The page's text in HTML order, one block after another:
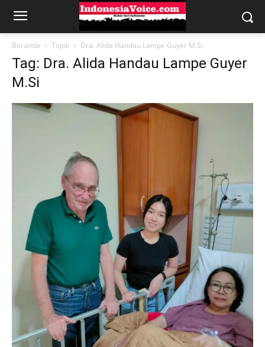
Beranda Topik Dra. Alida Handau Lampe Guyer M.Si
Tag: Dra. Alida Handau Lampe Guyer
M.Si